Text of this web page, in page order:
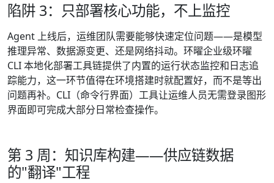
陷阱 3：只部署核心功能，不上监控
Agent 上线后，运维团队需要能够快速定位问题——是模型
推理异常、数据源变更、还是网络抖动。环曜企业级环曜
CLI 本地化部署工具链提供了内置的运行状态监控和日志追
踪能力，这一环节值得在环境搭建时就配置好，而不是等出
问题再补。CLI（命令行界面）工具让运维人员无需登录图形
界面即可完成大部分日常检查操作。
第 3 周：知识库构建——供应链数据
的"翻译"工程